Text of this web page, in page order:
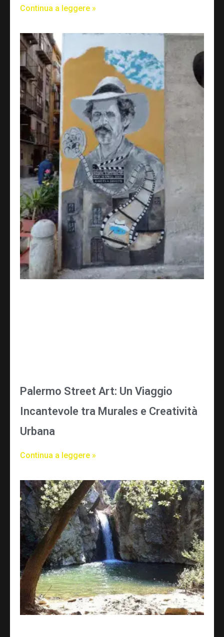
Continua a leggere »
Palermo Street Art: Un Viaggio
Incantevole tra Murales e Creatività
Urbana
Continua a leggere »